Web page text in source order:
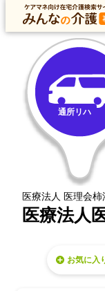
トップ
トップ 長崎県 平戸市 通
通所リハ
医療法人 医理会柿
医療法人
お気に入